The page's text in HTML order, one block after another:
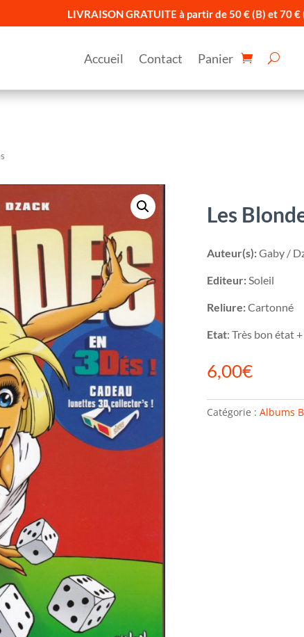
LIVRAISON GRATUITE à partir de 50 € (B) et 70 €
Accueil Contact Panier
Les
Auteur(s):Gaby /
Editeur:Soleil
Reliure:Cartonné
Etat: Très bon état
6,00€
Catégorie : Albums